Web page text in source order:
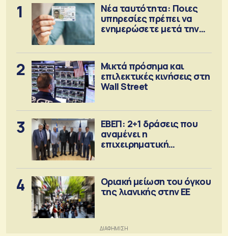
1
Νέα ταυτότητα: Ποιες
υπηρεσίες πρέπει να
ενημερώσετε μετά την
2
Μικτά πρόσημα και
επιλεκτικές κινήσεις στη
Wall Street
3
ΕΒΕΠ: 2+1 δράσεις που
αναμένει η
επιχειρηματική
4
Οριακή μείωση του όγκου
της λιανικής στην ΕΕ